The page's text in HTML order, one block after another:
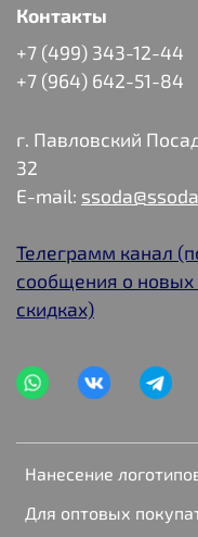
Нанесение
Для оптовых
Контакты
+7 (499) 343-12-44
+7 (964) 642-51-84
г. Павловский
32
E-mail:
Телеграмм канал
сообщения о новых
скидках)